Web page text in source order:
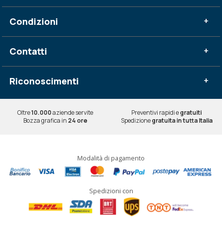
Condizioni +
Contatti +
Riconoscimenti +
Oltre10.000aziende servite Preventivi rapidi egratuiti
Bozza grafica in 24 ore Spedizionegratuita in tutta Italia
Modalità di pagamento
Spedizioni con